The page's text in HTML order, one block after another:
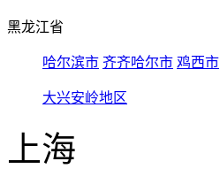
黑龙江省
哈尔滨市 齐齐哈尔市 鸡西市
大兴安岭地区
上海